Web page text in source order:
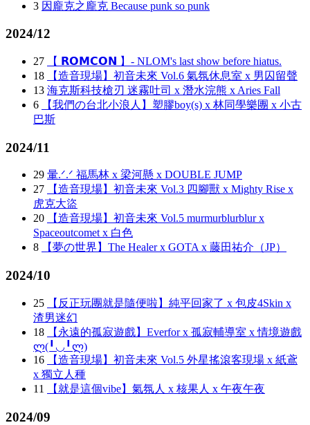
3 因龐克之龐克 Because punk so punk
2024/12
27
【 𝗥𝗢𝗠𝗖𝗢𝗡 】- NLOM's last show before hiatus.
18
【造音現場】初音未來 Vol.6 氣氛休息室 x 男囚留聲
13 海克斯科技槍刃 迷霧吐司 x 潛水浣熊 x Aries Fall
6
【我們の台北小浪人】塑膠boy(s) x 林同學樂團 x 小古
巴斯
2024/11
29 暈.ᐟ.ᐟ 福馬林 x 梁河懸 x DOUBLE JUMP
27
【造音現場】初音未來 Vol.3 四腳獸 x Mighty Rise x
虎克大盜
20
【造音現場】初音未來 Vol.5 murmurblurblur x
Spaceoutcomet x 白色
8
【夢の世界】The Healer x GOTA x 藤田祐介（JP）
2024/10
25
【反正玩團就是隨便啦】純平回家了 x 包皮4Skin x
渣男迷幻
18
【永遠的孤寂遊戲】Everfor x 孤寂輔導室 x 情境遊戲
ლ(╹◡╹ლ)
16
【造音現場】初音未來 Vol.5 外星搖滾客現場 x 紙鳶
x 獨立人種
11
【就是這個vibe】氣氛人 x 核果人 x 午夜午夜
2024/09